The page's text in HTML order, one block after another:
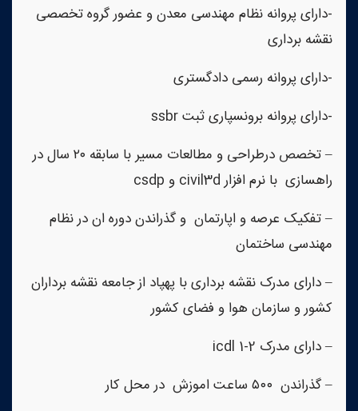
-دارای پروانه نظام مهندسی معدن و عضور گروه تخصصی
نقشه برداری
-دارای پروانه رسمی دادگستری
-دارای پروانه برونسپاری ثبت ssbr
– تخصص درطراحی و مطالعات مسیر با سابقه ۲۰ سال در
راهسازی با نرم افزار civil3d و csdp
– تفکیک عرصه و اپارتمان و گذراندن دوره ان در نظام
مهندسی ساختمان
– دارای مدرک نقشه برداری با پهپاد از جامعه نقشه برداران
کشور و سازمان هوا و فضای کشور
– دارای مدرک icdl 1-2
– گذراندن ۵۰۰ ساعت اموزش در محل کار